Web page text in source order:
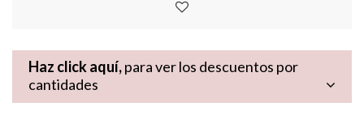
Haz click aquí,para ver los descuentos por
cantidades